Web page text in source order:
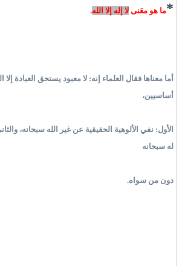
*ما هو معَنى لا إله إلا الله.
أما معناها فقال العلماء إنه: لا معبود يستحق العبادة
أساسيين،
الأول: نفي الألوهية الحقيقية عن غير الله سبحانه،
له سبحانه
دون من سواه.